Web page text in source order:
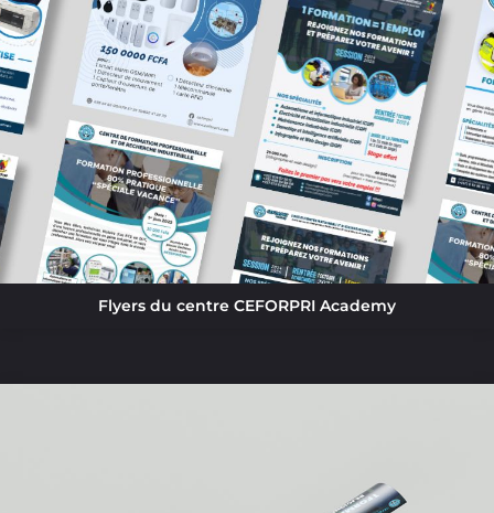
Flyers du centre CEFORPRI Academy